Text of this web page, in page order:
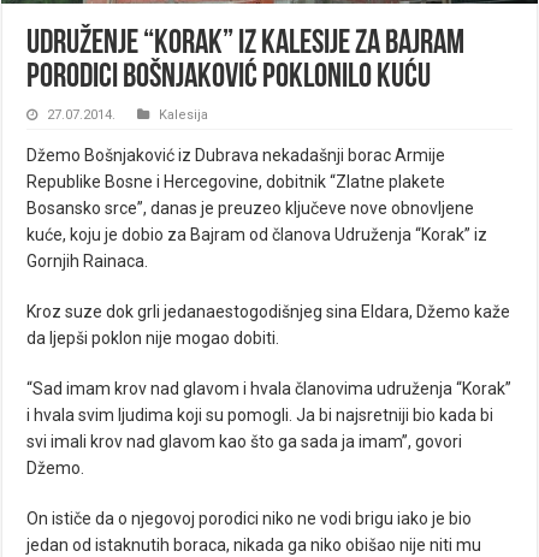
Udruženje “Korak” iz Kalesije za Bajram
porodici Bošnjaković poklonilo kuću
27.07.2014. Kalesija
Džemo Bošnjaković iz Dubrava nekadašnji borac Armije
Republike Bosne i Hercegovine, dobitnik “Zlatne plakete
Bosansko srce”, danas je preuzeo ključeve nove obnovljene
kuće, koju je dobio za Bajram od članova Udruženja “Korak” iz
Gornjih Rainaca.
Kroz suze dok grli jedanaestogodišnjeg sina Eldara, Džemo kaže
da ljepši poklon nije mogao dobiti.
“Sad imam krov nad glavom i hvala članovima udruženja “Korak”
i hvala svim ljudima koji su pomogli. Ja bi najsretniji bio kada bi
svi imali krov nad glavom kao što ga sada ja imam”, govori
Džemo.
On ističe da o njegovoj porodici niko ne vodi brigu iako je bio
jedan od istaknutih boraca, nikada ga niko obišao nije niti mu